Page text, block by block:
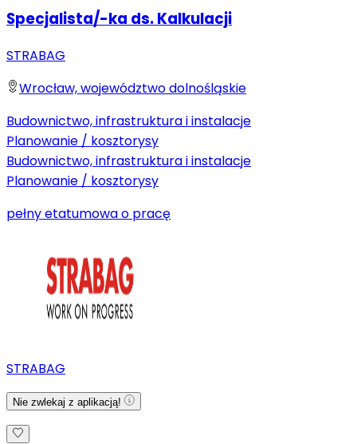
Specjalista/-ka ds. Kalkulacji
STRABAG
Wrocław, województwo dolnośląskie
Budownictwo, infrastruktura i instalacje
Planowanie / kosztorysy
Budownictwo, infrastruktura i instalacje
Planowanie / kosztorysy
pełny etatumowa o pracę
STRABAG
Nie zwlekaj z aplikacją!